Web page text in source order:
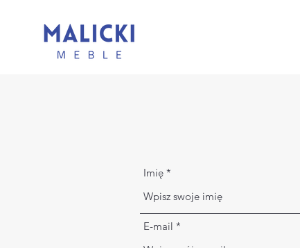
Imię
E-mail